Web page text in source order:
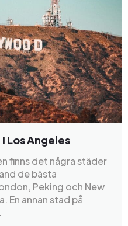
Los Angeles
finns det några städer
de bästa
Peking och New
En annan stad på